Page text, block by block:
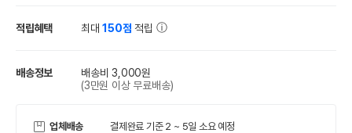
적립혜택 최대150점 적립
배송정보
배송비 3,000원
(3만원 이상 무료배송)
업체배송 결제완료 기준 2 ~ 5일 소요 예정